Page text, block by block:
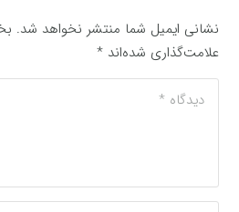
نشانی ایمیل شما منتشر نخواهد شد.
علامت‌گذاری شده‌اند*